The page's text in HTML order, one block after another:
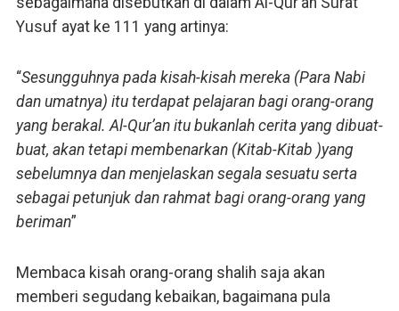
Yusuf ayat ke 111 yang artinya:
“Sesungguhnya pada kisah-kisah mereka (Para Nabi
dan umatnya) itu terdapat pelajaran bagi orang-orang
yang berakal. Al-Qur’an itu bukanlah cerita yang dibuat-
buat, akan tetapi membenarkan (Kitab-Kitab )yang
sebelumnya dan menjelaskan segala sesuatu serta
sebagai petunjuk dan rahmat bagi orang-orang yang
beriman”
Membaca kisah orang-orang shalih saja akan
memberi segudang kebaikan, bagaimana pula